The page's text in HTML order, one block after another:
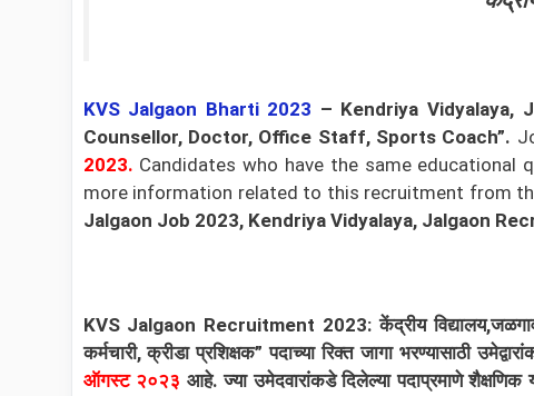
KVS Jalgaon Bharti 2023 – Kendriya Vidyalaya,
Counsellor, Doctor, Office Staff, Sports Coach”.
2023. Candidates who have the same
more information related to this recruitment from
Jalgaon Job 2023, Kendriya Vidyalaya, Jalgaon
KVS Jalgaon Recruitment 2023: केंद्रीय विद्यालय,
कर्मचारी, क्रीडा प्रशिक्षक” पदाच्या रिक्त जागा भरण्यासाठी
ऑगस्ट २०२३ आहे. ज्या उमेदवारांकडे दिलेल्या पदाप्रमाणे